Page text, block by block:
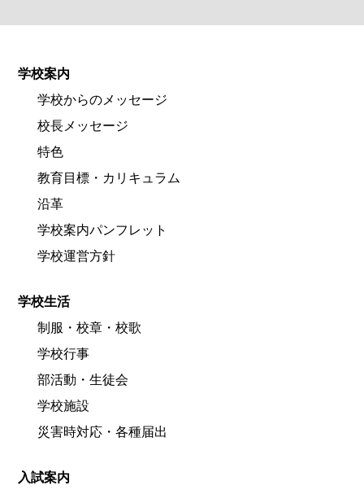
学校案内
学校からのメッセージ
校長メッセージ
特色
教育目標・カリキュラム
沿革
学校案内パンフレット
学校運営方針
学校生活
制服・校章・校歌
学校行事
部活動・生徒会
学校施設
災害時対応・各種届出
入試案内